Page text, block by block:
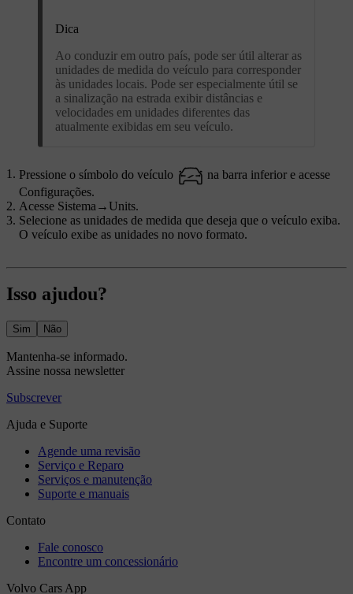
Dica
Ao conduzir em outro país, pode ser útil alterar as
unidades de medida do veículo para corresponder
às unidades locais. Pode ser especialmente útil se
a sinalização na estrada exibir distâncias e
velocidades em unidades diferentes das
atualmente exibidas em seu veículo.
Pressione o símbolo do veículo
na barra inferior e acesse
Configurações.
Acesse Sistema →Units.
Selecione as unidades de medida que deseja que o veículo exiba.
O veículo exibe as unidades no novo formato.
Isso ajudou?
Sim Não